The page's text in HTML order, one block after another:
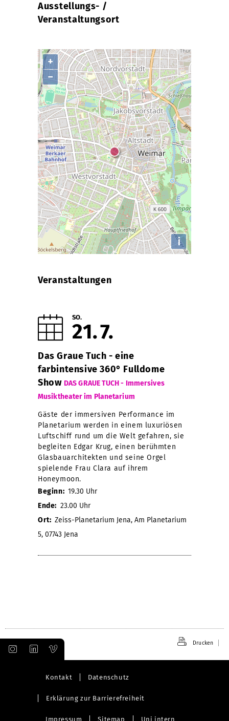
Ausstellungs- /
Veranstaltungsort
+
−
i
Veranstaltungen
SO.
21 7
Das Graue Tuch - eine
farbintensive 360° Fulldome
Show DAS GRAUE TUCH - Immersives
Musiktheater im Planetarium
Gäste der immersiven Performance im
Planetarium werden in einem luxuriösen
Luftschiff rund um die Welt gefahren, sie
begleiten Edgar Krug, einen berühmten
Glasbauarchitekten und seine Orgel
spielende Frau Clara auf ihrem
Honeymoon.
Beginn: 19.30 Uhr
Ende: 23.00 Uhr
Ort: Zeiss-Planetarium Jena, Am Planetarium
5, 07743 Jena
Drucken
Kontakt Datenschutz
Erklärung zur Barrierefreiheit
Impressum Sitemap Uni intern